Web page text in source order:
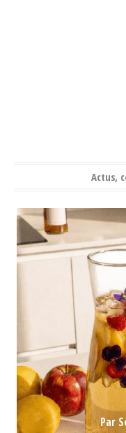
Actus,
Par